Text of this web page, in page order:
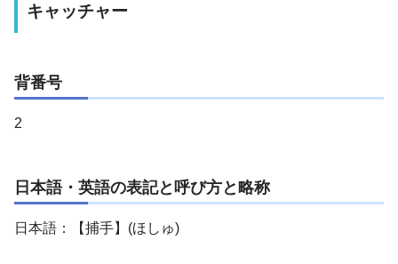
キャッチャー
背番号
2
日本語・英語の表記と呼び方と略称
日本語：【捕手】(ほしゅ)